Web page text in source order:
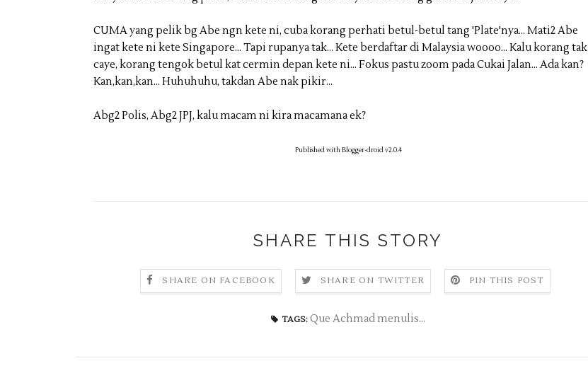
CUMA yang pelik bg Abe ngn kete ni, cuba korang perhati betul-betul tang 'Plate'nya... Mati2 Abe
ingat kete ni kete Singapore... Tapi rupanya tak... Kete berdaftar di Malaysia woooo... Kalu korang tak
caye, korang tengok betul kat cermin depan kete ni... Fokus pastu zoom pada Cukai Jalan... Ada kan?
Kan,kan,kan... Huhuhuhu, takdan Abe nak pikir...
Abg2 Polis, Abg2 JPJ, kalu macam ni kira macamana ek?
Published with Blogger-droid v2.0.4
SHARE THIS STORY
SHARE ON FACEBOOK SHARE ON TWITTER PIN THIS POST
TAGS: Que Achmad menulis...